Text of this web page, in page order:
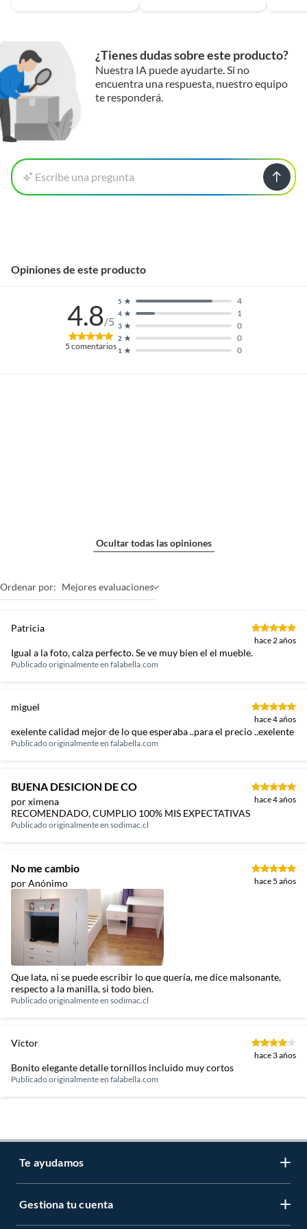
¿Tienes dudas sobre este producto?
Nuestra IA puede ayudarte. Si no
encuentra una respuesta, nuestro equipo
te responderá.
Escribe una pregunta
Opiniones de este producto
4.8/5
5 comentarios 1 0
2 0
3 0
4 1
5 4
Ocultar todas las opiniones
Ordenar por: Mejores evaluaciones
Patricia
hace 2 años
Igual a la foto, calza perfecto. Se ve muy bien el el mueble.
Publicado originalmente en falabella.com
miguel
hace 4 años
exelente calidad mejor de lo que esperaba ..para el precio ..exelente
Publicado originalmente en falabella.com
BUENA DESICION DE CO
por ximena hace 4 años
RECOMENDADO, CUMPLIO 100% MIS EXPECTATIVAS
Publicado originalmente en sodimac.cl
No me cambio
por Anónimo hace 5 años
Que lata, ni se puede escribir lo que quería, me dice malsonante,
respecto a la manilla, si todo bien.
Publicado originalmente en sodimac.cl
Victor
hace 3 años
Bonito elegante detalle tornillos incluido muy cortos
Publicado originalmente en falabella.com
Te ayudamos
LIbro de reclamaciones
Gestiona tu cuenta